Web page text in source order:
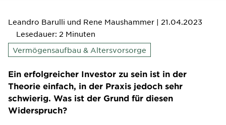
Leandro Barulli und Rene Maushammer | 21.04.2023
Lesedauer: 2 Minuten
Vermögensaufbau & Altersvorsorge
Ein erfolgreicher Investor zu sein ist in der
Theorie einfach, in der Praxis jedoch sehr
schwierig. Was ist der Grund für diesen
Widerspruch?